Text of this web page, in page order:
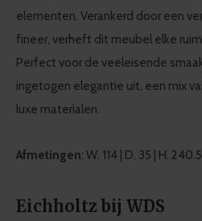
elementen. Verankerd door een
fineer, verheft dit meubel elke
Perfect voor de veeleisende
ingetogen elegantie uit, een mix
luxe materialen.
Afmetingen: W. 114 | D. 35 | H.
Eichholtz bij WDS